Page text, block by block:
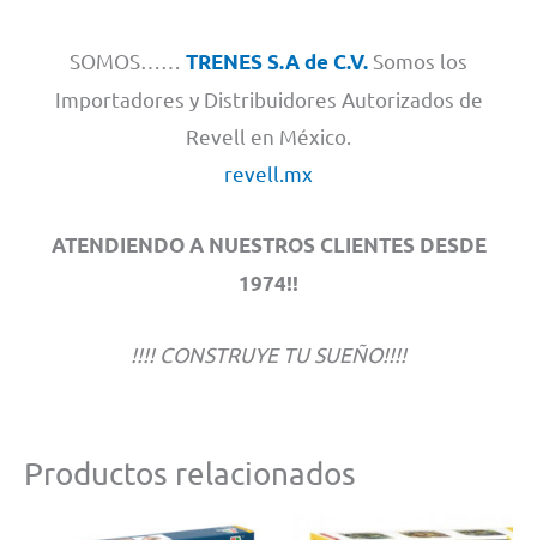
SOMOS…… TRENES S.A de C.V. Somos los
Importadores y Distribuidores Autorizados de
Revell en México.
revell.mx
ATENDIENDO A NUESTROS CLIENTES DESDE
1974!!
!!!! CONSTRUYE TU SUEÑO!!!!
Productos relacionados